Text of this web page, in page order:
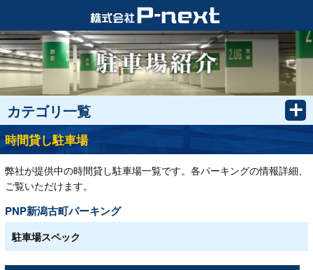
カテゴリ一覧
時間貸し駐車場
弊社が提供中の時間貸し駐車場一覧です。各パーキングの情報詳細、
ご覧いただけます。
PNP新潟古町パーキング
駐車場スペック